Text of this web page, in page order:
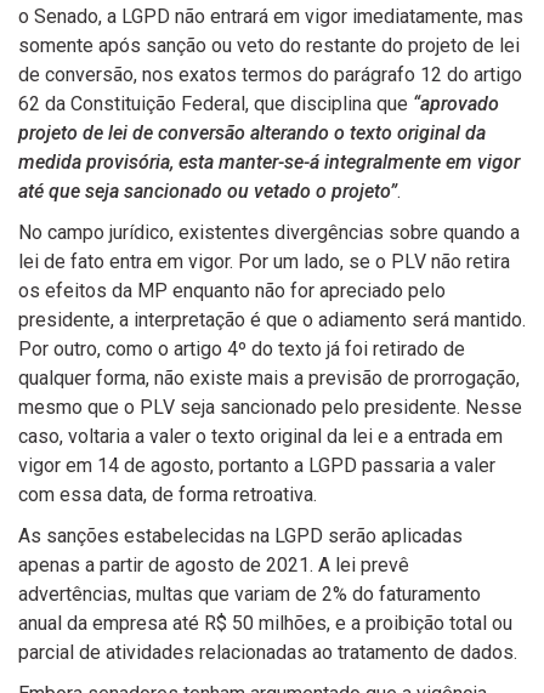
o Senado, a LGPD não entrará em vigor imediatamente, mas
somente após sanção ou veto do restante do projeto de lei
de conversão, nos exatos termos do parágrafo 12 do artigo
62 da Constituição Federal, que disciplina que “aprovado
projeto de lei de conversão alterando o texto original da
medida provisória, esta manter-se-á integralmente em vigor
até que seja sancionado ou vetado o projeto”.
No campo jurídico, existentes divergências sobre quando a
lei de fato entra em vigor. Por um lado, se o PLV não retira
os efeitos da MP enquanto não for apreciado pelo
presidente, a interpretação é que o adiamento será mantido.
Por outro, como o artigo 4º do texto já foi retirado de
qualquer forma, não existe mais a previsão de prorrogação,
mesmo que o PLV seja sancionado pelo presidente. Nesse
caso, voltaria a valer o texto original da lei e a entrada em
vigor em 14 de agosto, portanto a LGPD passaria a valer
com essa data, de forma retroativa.
As sanções estabelecidas na LGPD serão aplicadas
apenas a partir de agosto de 2021. A lei prevê
advertências, multas que variam de 2% do faturamento
anual da empresa até R$ 50 milhões, e a proibição total ou
parcial de atividades relacionadas ao tratamento de dados.